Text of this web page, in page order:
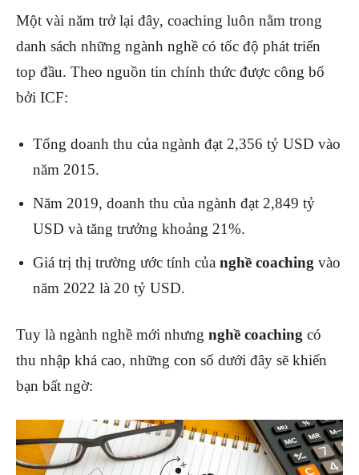
Một vài năm trở lại đây, coaching luôn nằm trong
danh sách những ngành nghề có tốc độ phát triển
top đầu. Theo nguồn tin chính thức được công bố
bởi ICF:
Tổng doanh thu của ngành đạt 2,356 tỷ USD vào
năm 2015.
Năm 2019, doanh thu của ngành đạt 2,849 tỷ
USD và tăng trưởng khoảng 21%.
Giá trị thị trường ước tính của nghề coaching vào
năm 2022 là 20 tỷ USD.
Tuy là ngành nghề mới nhưng nghề coaching có
thu nhập khá cao, những con số dưới đây sẽ khiến
bạn bất ngờ: